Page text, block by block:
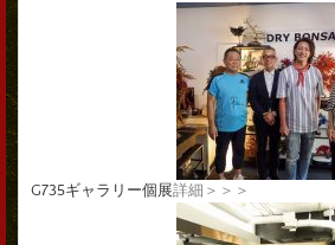
G735ギャラリー個展詳細＞＞＞